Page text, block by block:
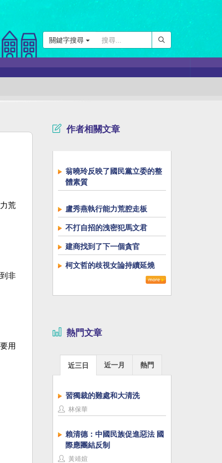
關鍵字搜尋
荒
非
用
作者相關文章
翁曉玲反映了國民黨立委的整
體素質
盧秀燕執行能力荒腔走板
不打自招的洩密犯馬文君
建商找到了下一個貪官
柯文哲的歧視女論持續延燒
熱門文章
近三日 近一月 熱門
習獨裁的難處和大清洗
林保華
賴清德：中國民族促進惡法 國
際應團結反制
黃靖媗